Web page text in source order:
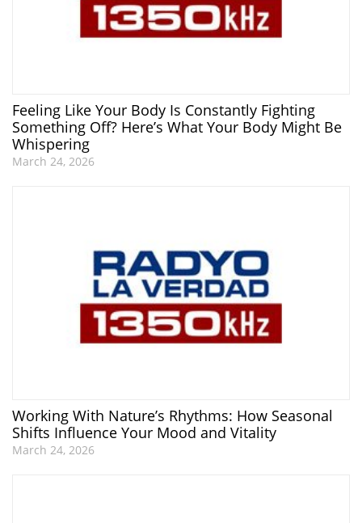
Feeling Like Your Body Is Constantly Fighting
Something Off? Here’s What Your Body Might Be
Whispering
March 24, 2026
Working With Nature’s Rhythms: How Seasonal
Shifts Influence Your Mood and Vitality
March 24, 2026